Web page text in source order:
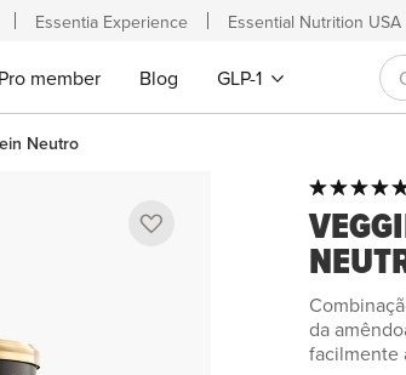
Pro member Blog GLP-1
Neutro
Classificação:
% of
da
facilmente
Essentia Experience Essential Nutrition USA